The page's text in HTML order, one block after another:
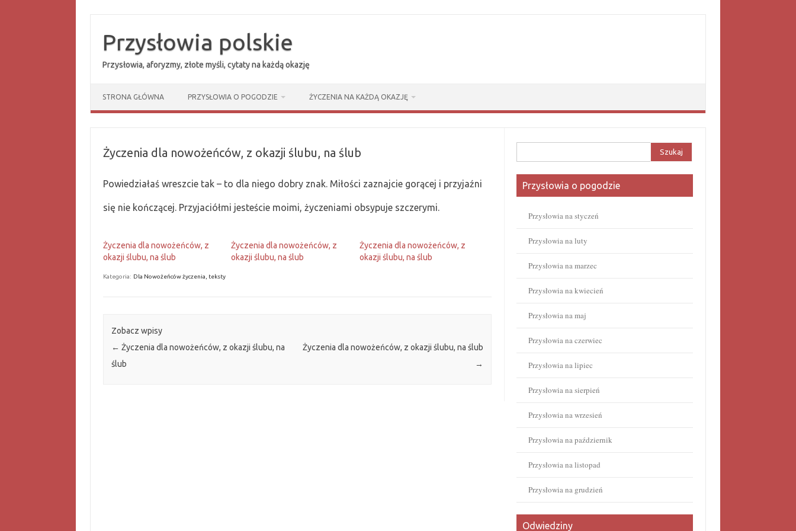
treściPrzysłowia polskie
Przysłowia, aforyzmy, złote myśli, cytaty na każdą okazję
STRONA GŁÓWNA PRZYSŁOWIA O POGODZIE ŻYCZENIA NA KAŻDĄ OKAZJĘ
Życzenia dla nowożeńców, z okazji ślubu, na ślub
Powiedziałaś wreszcie tak – to dla niego dobry znak. Miłości zaznajcie gorącej i przyjaźni
się nie kończącej. Przyjaciółmi jesteście moimi, życzeniami obsypuje szczerymi.
Życzenia dla nowożeńców, z
okazji ślubu, na ślub
Życzenia dla nowożeńców, z
okazji ślubu, na ślub
Życzenia dla nowożeńców, z
okazji ślubu, na ślub
Kategoria: Dla Nowożeńców życzenia, teksty
Zobacz wpisy
← Życzenia dla nowożeńców, z okazji ślubu, na
ślub
Życzenia dla nowożeńców, z okazji ślubu, na ślub
→
Przysłowia o pogodzie
Przysłowia na styczeń
Przysłowia na luty
Przysłowia na marzec
Przysłowia na kwiecień
Przysłowia na maj
Przysłowia na czerwiec
Przysłowia na lipiec
Przysłowia na sierpień
Przysłowia na wrzesień
Przysłowia na październik
Przysłowia na listopad
Przysłowia na grudzień
Odwiedziny